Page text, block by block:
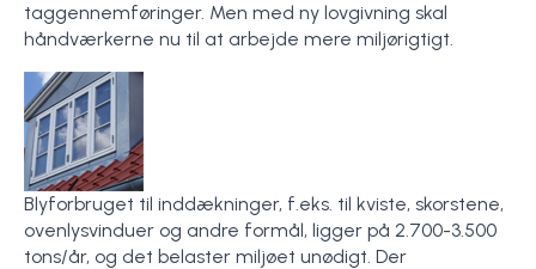
taggennemføringer. Men med ny lovgivning skal
håndværkerne nu til at arbejde mere miljørigtigt.
Blyforbruget til inddækninger, f.eks. til kviste, skorstene,
ovenlysvinduer og andre formål, ligger på 2.700-3.500
tons/år, og det belaster miljøet unødigt. Der